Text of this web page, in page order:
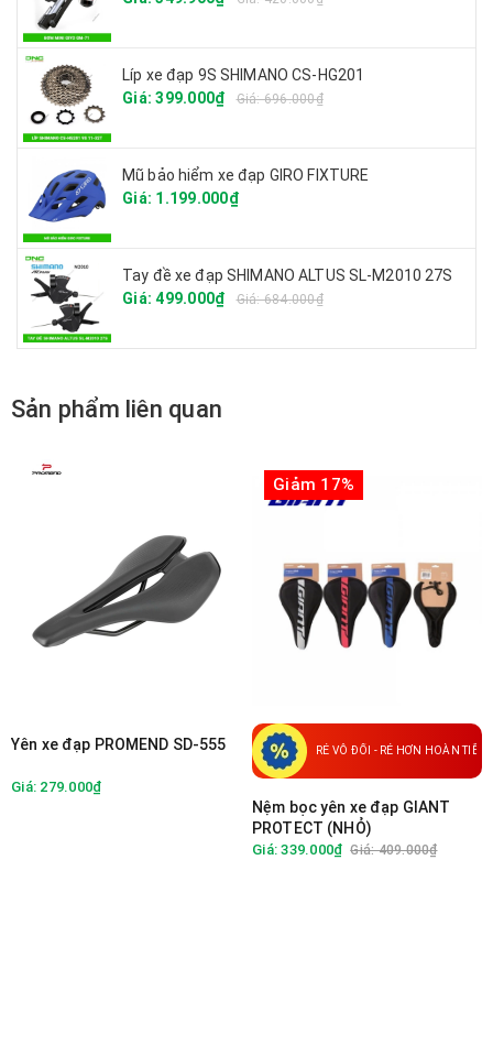
Líp xe đạp 9S SHIMANO CS-HG201
Giá: 399.000₫
Giá: 696.000₫
Mũ bảo hiểm xe đạp GIRO FIXTURE
Giá: 1.199.000₫
Tay đề xe đạp SHIMANO ALTUS SL-M2010 27S
Giá: 499.000₫
Giá: 684.000₫
Sản phẩm liên quan
Yên xe đạp PROMEND SD-555
Giá: 279.000₫
Giảm 17%
RẺ VÔ ĐỐI - RẺ HƠN HOÀN TIỀN
Nệm bọc yên xe đạp GIANT
PROTECT (NHỎ)
Giá: 339.000₫ Giá: 409.000₫